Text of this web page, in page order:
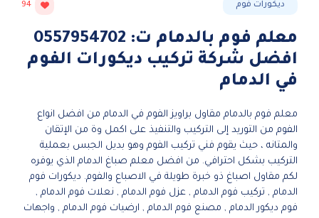
ديكورات فوم 94
معلم فوم بالدمام ت: 0557954702
افضل شركة تركيب ديكورات الفوم
في الدمام
معلم فوم بالدمام مقاول براويز الفوم في الدمام من افضل انواع
الفوم من التوريد إلى التركيب والتنفيذ على اكمل وة من الإتقان
والمتانه ، حيث يقوم فني تركيب الفوم وهو بديل الجبس بعملية
التركيب بشكل احترافي. من افضل معلم صباغ الدمام الذي يوفره
لكم مقاول اصباغ ذو خبرة طويلة في الاصباع والفوم. ديكورات فوم
الدمام , تركيب فوم الدمام , عزل فوم الدمام , نعلات فوم الدمام ,
فوم ديكور الدمام , مصنع فوم الدمام , ارضيات فوم الدمام , واجهات